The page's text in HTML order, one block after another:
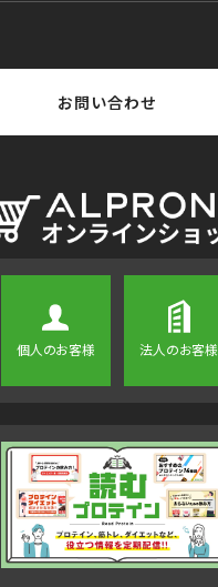
お問い合わせ
個人のお客様 法人のお客様